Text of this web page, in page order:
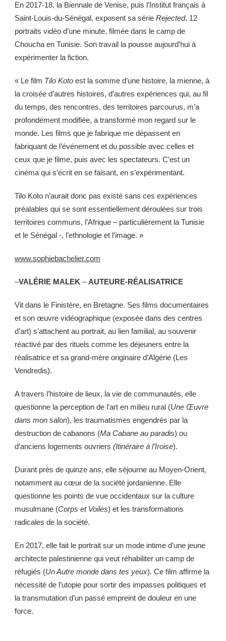
En 2017-18, la Biennale de Venise, puis l’Institut français à
Saint-Louis-du-Sénégal, exposent sa série Rejected, 12
portraits vidéo d’une minute, filmée dans le camp de
Choucha en Tunisie. Son travail la pousse aujourd’hui à
expérimenter la fiction.
« Le film Tilo Koto est la somme d’une histoire, la mienne, à
la croisée d’autres histoires, d’autres expériences qui, au fil
du temps, des rencontres, des territoires parcourus, m’a
profondément modifiée, a transformé mon regard sur le
monde. Les films que je fabrique me dépassent en
fabriquant de l’événement et du possible avec celles et
ceux que je filme, puis avec les spectateurs. C’est un
cinéma qui s’écrit en se faisant, en s’expérimentant.
Tilo Koto n’aurait donc pas existé sans ces expériences
préalables qui se sont essentiellement déroulées sur trois
territoires communs, l’Afrique – particulièrement la Tunisie
et le Sénégal -, l’ethnologie et l’image. »
www.sophiebachelier.com
–VALÉRIE MALEK –AUTEURE-RÉALISATRICE
Vit dans le Finistère, en Bretagne. Ses films documentaires
et son œuvre vidéographique (exposée dans des centres
d’art) s’attachent au portrait, au lien familial, au souvenir
réactivé par des rituels comme les déjeuners entre la
réalisatrice et sa grand-mère originaire d’Algérie (Les
Vendredis).
A travers l’histoire de lieux, la vie de communautés, elle
questionne la perception de l’art en milieu rural (Une Œuvre
dans mon salon), les traumatismes engendrés par la
destruction de cabanons (Ma Cabane au paradis) ou
d’anciens logements ouvriers (Itinéraire à l’Iroise).
Durant près de quinze ans, elle séjourne au Moyen-Orient,
notamment au cœur de la société jordanienne. Elle
questionne les points de vue occidentaux sur la culture
musulmane (Corps et Voiles) et les transformations
radicales de la société.
En 2017, elle fait le portrait sur un mode intime d’une jeune
architecte palestinienne qui veut réhabiliter un camp de
réfugiés (Un Autre monde dans tes yeux). Ce film affirme la
nécessité de l’utopie pour sortir des impasses politiques et
la transmutation d’un passé empreint de douleur en une
force.